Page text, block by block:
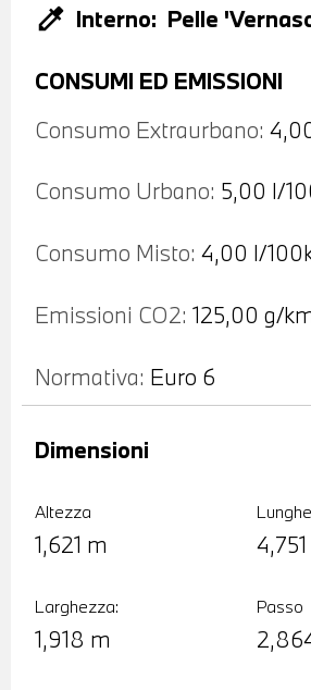
colorize Interno: Pelle
CONSUMI ED EMISSIONI
Consumo Extraurbano:
Consumo Urbano: 5,00 l/
Consumo Misto: 4,00 l/
Emissioni CO2: 125,00 g/
Normativa: Euro 6
Altezza
1,621 m
Dimensioni
Larghezza:
1,918 m
Passo